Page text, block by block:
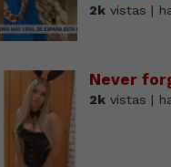
2kvistas |
Never
2kvistas |